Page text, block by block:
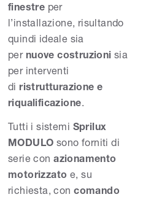
finestre per
l’installazione, risultando
quindi ideale sia
per nuove costruzioni sia
per interventi
di ristrutturazione e
riqualificazione.
Tutti i sistemi Sprilux
MODULO sono forniti di
serie conazionamento
motorizzato e, su
richiesta, concomando